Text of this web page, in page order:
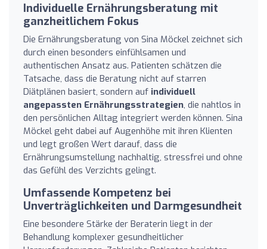
Individuelle Ernährungsberatung mit
ganzheitlichem Fokus
Die Ernährungsberatung von Sina Möckel zeichnet sich
durch einen besonders einfühlsamen und
authentischen Ansatz aus. Patienten schätzen die
Tatsache, dass die Beratung nicht auf starren
Diätplänen basiert, sondern auf individuell
angepassten Ernährungsstrategien, die nahtlos in
den persönlichen Alltag integriert werden können. Sina
Möckel geht dabei auf Augenhöhe mit ihren Klienten
und legt großen Wert darauf, dass die
Ernährungsumstellung nachhaltig, stressfrei und ohne
das Gefühl des Verzichts gelingt.
Umfassende Kompetenz bei
Unverträglichkeiten und Darmgesundheit
Eine besondere Stärke der Beraterin liegt in der
Behandlung komplexer gesundheitlicher